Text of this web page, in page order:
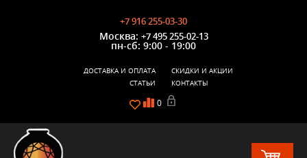
+7 916 255-03-30
Москва: +7 495 255-02-13
пн-сб: 9:00 - 19:00
0
ДОСТАВКА И ОПЛАТА
СКИДКИ И АКЦИИ
СТАТЬИ
КОНТАКТЫ